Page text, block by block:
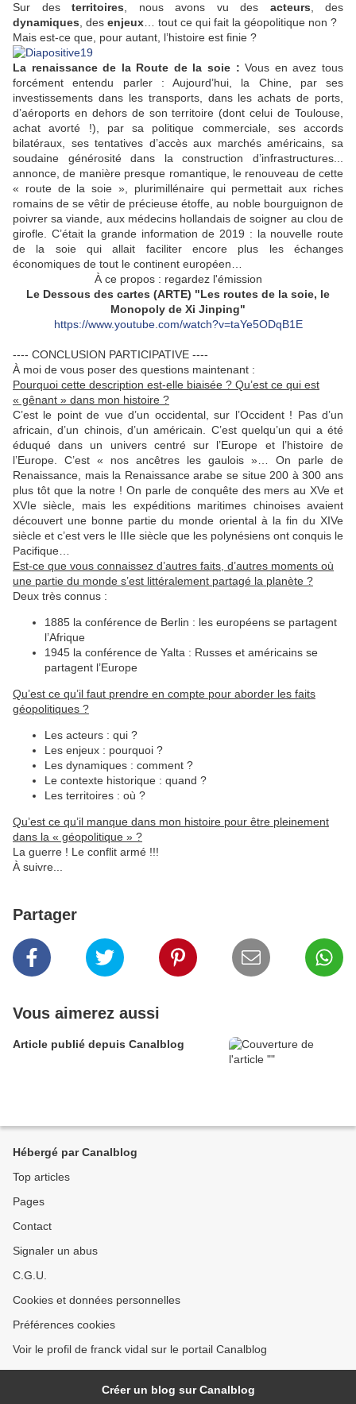
Sur des territoires , nous avons vu des acteurs , des
dynamiques , des enjeux … tout ce qui fait la géopolitique non ?
Mais est-ce que, pour autant, l’histoire est finie ?
La renaissance de la Route de la soie :Vous en avez tous
forcément entendu parler : Aujourd’hui, la Chine, par ses
investissements dans les transports, dans les achats de ports,
d’aéroports en dehors de son territoire (dont celui de Toulouse,
achat avorté !), par sa politique commerciale, ses accords
bilatéraux, ses tentatives d’accès aux marchés américains, sa
soudaine générosité dans la construction d’infrastructures...
annonce, de manière presque romantique, le renouveau de cette
« route de la soie », plurimillénaire qui permettait aux riches
romains de se vêtir de précieuse étoffe, au noble bourguignon de
poivrer sa viande, aux médecins hollandais de soigner au clou de
girofle. C’était la grande information de 2019 : la nouvelle route
de la soie qui allait faciliter encore plus les échanges
économiques de tout le continent européen…
À ce propos : regardez l'émission
Le Dessous des cartes (ARTE) "Les routes de la soie, le
Monopoly de Xi Jinping"
https://www.youtube.com/watch?v=taYe5ODqB1E
---- CONCLUSION PARTICIPATIVE ----
À moi de vous poser des questions maintenant :
Pourquoi cette description est-elle biaisée ? Qu’est ce qui est
« gênant » dans mon histoire ?
C’est le point de vue d’un occidental, sur l’Occident ! Pas d’un
africain, d’un chinois, d’un américain. C’est quelqu’un qui a été
éduqué dans un univers centré sur l’Europe et l’histoire de
l’Europe. C’est « nos ancêtres les gaulois »… On parle de
Renaissance, mais la Renaissance arabe se situe 200 à 300 ans
plus tôt que la notre ! On parle de conquête des mers au XVe et
XVIe siècle, mais les expéditions maritimes chinoises avaient
découvert une bonne partie du monde oriental à la fin du XIVe
siècle et c’est vers le IIIe siècle que les polynésiens ont conquis le
Pacifique…
Est-ce que vous connaissez d’autres faits, d’autres moments où
une partie du monde s’est littéralement partagé la planète ?
Deux très connus :
1885 la conférence de Berlin : les européens se partagent
l’Afrique
1945 la conférence de Yalta : Russes et américains se
partagent l’Europe
Qu’est ce qu’il faut prendre en compte pour aborder les faits
géopolitiques ?
Les acteurs : qui ?
Les enjeux : pourquoi ?
Les dynamiques : comment ?
Le contexte historique : quand ?
Les territoires : où ?
Qu’est ce qu’il manque dans mon histoire pour être pleinement
dans la « géopolitique » ?
La guerre ! Le conflit armé !!!
À suivre...
Partager
Vous aimerez aussi
Article publié depuis Canalblog
Hébergé par Canalblog
Top articles
Pages
Contact
Signaler un abus
C.G.U.
Cookies et données personnelles
Préférences cookies
Voir le profil de franck vidal sur le portail Canalblog
Créer un blog sur Canalblog